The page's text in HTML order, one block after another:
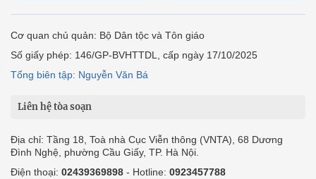
Cơ quan chủ quản: Bộ Dân tộc và Tôn giáo
Số giấy phép: 146/GP-BVHTTDL, cấp ngày 17/10/2025
Tổng biên tập: Nguyễn Văn Bá
Liên hệ tòa soạn
Địa chỉ: Tầng 18, Toà nhà Cục Viễn thông (VNTA), 68 Dương
Đình Nghệ, phường Cầu Giấy, TP. Hà Nội.
Điện thoại: 02439369898 - Hotline: 0923457788